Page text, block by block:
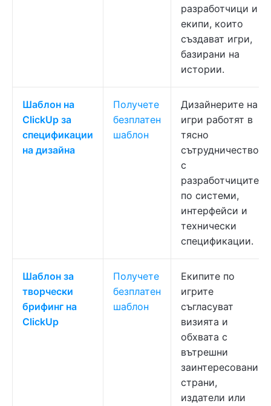
разработчици и
екипи, които
създават игри,
базирани на
истории.
Шаблон на
ClickUp за
спецификации
на дизайна
Получете
безплатен
шаблон
Дизайнерите на
игри работят в
тясно
сътрудничество
с
разработчиците
по системи,
интерфейси и
технически
спецификации.
Шаблон за
творчески
брифинг на
ClickUp
Получете
безплатен
шаблон
Екипите по
игрите
съгласуват
визията и
обхвата с
вътрешни
заинтересовани
страни,
издатели или